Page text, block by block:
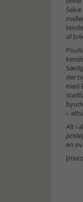
af
der
med
–
Alt i
en